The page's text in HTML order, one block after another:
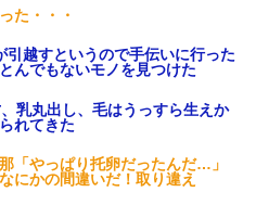
た・・・
引越すというので手伝いに行った
んでもないモノを見つけた
乳丸出し、毛はうっすら生えか
れてきた
「やっぱり托卵だったんだ…」
にかの間違いだ！取り違え